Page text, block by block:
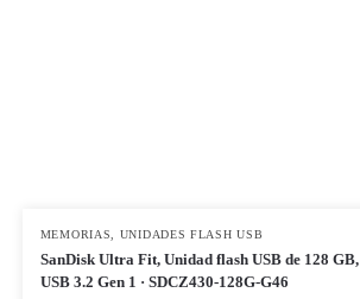
MEMORIAS UNIDADES FLASH USB
SanDisk Ultra Fit, Unidad flash USB de 128 GB,
USB 3.2 Gen 1 · SDCZ430-128G-G46